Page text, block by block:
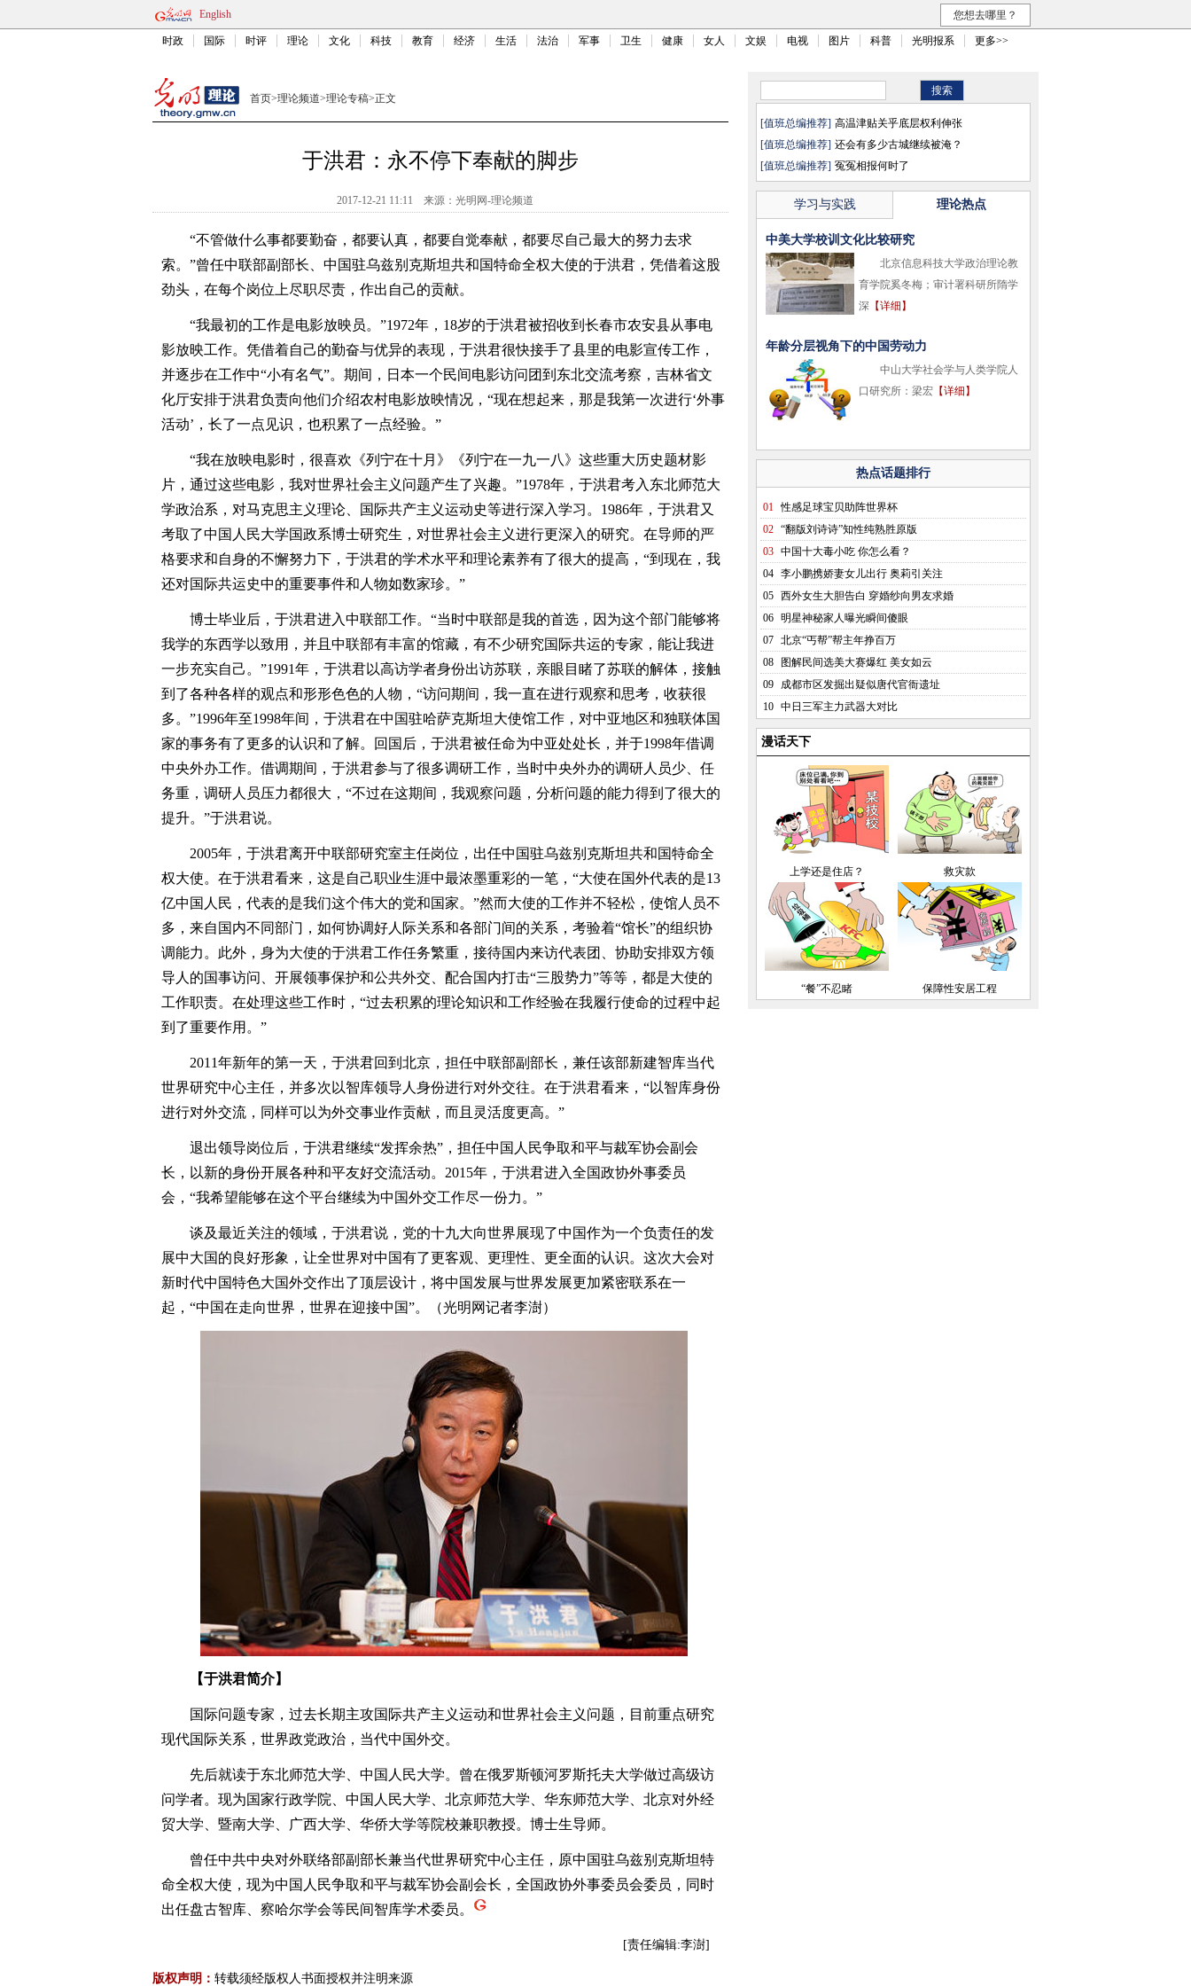
English 您想去哪里？
时政 国际 时评 理论 文化 科技 教育 经济 生活 法治 军事 卫生 健康 女人 文娱 电视 图片 科普 光明报系 更多>>
首页>理论频道>理论专稿>正文
于洪君：永不停下奉献的脚步
2017-12-21 11:11 来源： 光明网-理论频道
“不管做什么事都要勤奋，都要认真，都要自觉奉献，都要尽自己最大的努力去求
索。”曾任中联部副部长、中国驻乌兹别克斯坦共和国特命全权大使的于洪君，凭借着这股
劲头，在每个岗位上尽职尽责，作出自己的贡献。
“我最初的工作是电影放映员。”1972年，18岁的于洪君被招收到长春市农安县从事电
影放映工作。凭借着自己的勤奋与优异的表现，于洪君很快接手了县里的电影宣传工作，
并逐步在工作中“小有名气”。期间，日本一个民间电影访问团到东北交流考察，吉林省文
化厅安排于洪君负责向他们介绍农村电影放映情况，“现在想起来，那是我第一次进行‘外事
活动’，长了一点见识，也积累了一点经验。”
“我在放映电影时，很喜欢《列宁在十月》《列宁在一九一八》这些重大历史题材影
片，通过这些电影，我对世界社会主义问题产生了兴趣。”1978年，于洪君考入东北师范大
学政治系，对马克思主义理论、国际共产主义运动史等进行深入学习。1986年，于洪君又
考取了中国人民大学国政系博士研究生，对世界社会主义进行更深入的研究。在导师的严
格要求和自身的不懈努力下，于洪君的学术水平和理论素养有了很大的提高，“到现在，我
还对国际共运史中的重要事件和人物如数家珍。”
博士毕业后，于洪君进入中联部工作。“当时中联部是我的首选，因为这个部门能够将
我学的东西学以致用，并且中联部有丰富的馆藏，有不少研究国际共运的专家，能让我进
一步充实自己。”1991年，于洪君以高访学者身份出访苏联，亲眼目睹了苏联的解体，接触
到了各种各样的观点和形形色色的人物，“访问期间，我一直在进行观察和思考，收获很
多。”1996年至1998年间，于洪君在中国驻哈萨克斯坦大使馆工作，对中亚地区和独联体国
家的事务有了更多的认识和了解。回国后，于洪君被任命为中亚处处长，并于1998年借调
中央外办工作。借调期间，于洪君参与了很多调研工作，当时中央外办的调研人员少、任
务重，调研人员压力都很大，“不过在这期间，我观察问题，分析问题的能力得到了很大的
提升。”于洪君说。
2005年，于洪君离开中联部研究室主任岗位，出任中国驻乌兹别克斯坦共和国特命全
权大使。在于洪君看来，这是自己职业生涯中最浓墨重彩的一笔，“大使在国外代表的是13
亿中国人民，代表的是我们这个伟大的党和国家。”然而大使的工作并不轻松，使馆人员不
多，来自国内不同部门，如何协调好人际关系和各部门间的关系，考验着“馆长”的组织协
调能力。此外，身为大使的于洪君工作任务繁重，接待国内来访代表团、协助安排双方领
导人的国事访问、开展领事保护和公共外交、配合国内打击“三股势力”等等，都是大使的
工作职责。在处理这些工作时，“过去积累的理论知识和工作经验在我履行使命的过程中起
到了重要作用。”
2011年新年的第一天，于洪君回到北京，担任中联部副部长，兼任该部新建智库当代
世界研究中心主任，并多次以智库领导人身份进行对外交往。在于洪君看来，“以智库身份
进行对外交流，同样可以为外交事业作贡献，而且灵活度更高。”
退出领导岗位后，于洪君继续“发挥余热”，担任中国人民争取和平与裁军协会副会
长，以新的身份开展各种和平友好交流活动。2015年，于洪君进入全国政协外事委员
会，“我希望能够在这个平台继续为中国外交工作尽一份力。”
谈及最近关注的领域，于洪君说，党的十九大向世界展现了中国作为一个负责任的发
展中大国的良好形象，让全世界对中国有了更客观、更理性、更全面的认识。这次大会对
新时代中国特色大国外交作出了顶层设计，将中国发展与世界发展更加紧密联系在一
起，“中国在走向世界，世界在迎接中国”。（光明网记者李澍）
【于洪君简介】
国际问题专家，过去长期主攻国际共产主义运动和世界社会主义问题，目前重点研究
现代国际关系，世界政党政治，当代中国外交。
先后就读于东北师范大学、中国人民大学。曾在俄罗斯顿河罗斯托夫大学做过高级访
问学者。现为国家行政学院、中国人民大学、北京师范大学、华东师范大学、北京对外经
贸大学、暨南大学、广西大学、华侨大学等院校兼职教授。博士生导师。
曾任中共中央对外联络部副部长兼当代世界研究中心主任，原中国驻乌兹别克斯坦特
命全权大使，现为中国人民争取和平与裁军协会副会长，全国政协外事委员会委员，同时
出任盘古智库、察哈尔学会等民间智库学术委员。
[责任编辑:李澍]
版权声明： 转载须经版权人书面授权并注明来源
[值班总编推荐] 高温津贴关乎底层权利伸张
[值班总编推荐] 还会有多少古城继续被淹？
[值班总编推荐] 冤冤相报何时了
学习与实践 理论热点
中美大学校训文化比较研究
北京信息科技大学政治理论教
育学院奚冬梅；审计署科研所隋学
深 【详细】
年龄分层视角下的中国劳动力
中山大学社会学与人类学院人
口研究所：梁宏 【详细】
热点话题排行
01 性感足球宝贝助阵世界杯
02 “翻版刘诗诗”知性纯熟胜原版
03 中国十大毒小吃 你怎么看？
04 李小鹏携娇妻女儿出行 奥莉引关注
05 西外女生大胆告白 穿婚纱向男友求婚
06 明星神秘家人曝光瞬间傻眼
07 北京“丐帮”帮主年挣百万
08
图解民间选美大赛爆红 美女如云
09
成都市区发掘出疑似唐代官衙遗址
10 中日三军主力武器大对比
漫话天下
上学还是住店？ 救灾款
“餐”不忍睹 保障性安居工程